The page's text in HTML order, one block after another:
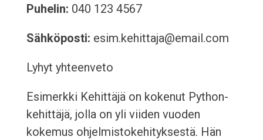
Puhelin: 040 123 4567
Sähköposti: esim.kehittaja@email.com
Lyhyt yhteenveto
Esimerkki Kehittäjä on kokenut Python-
kehittäjä, jolla on yli viiden vuoden
kokemus ohjelmistokehityksestä. Hän